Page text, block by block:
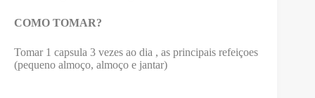
COMO TOMAR?
Tomar 1 capsula 3 vezes ao dia , as principais refeiçoes
(pequeno almoço, almoço e jantar)